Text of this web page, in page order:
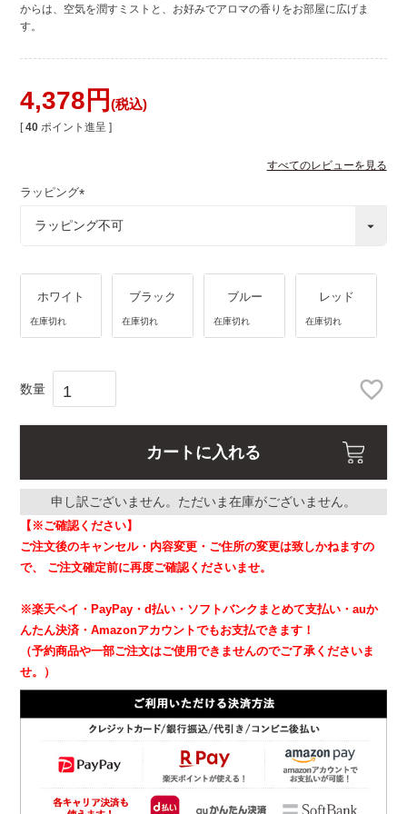
からは、空気を潤すミストと、お好みでアロマの香りをお部屋に広げま
す。
4,378 税込
[ 40 ポイント進呈 ]
すべてのレビューを見る
ラッピング
必
ホワイト
在庫切れ
ブラック
在庫切れ
ブルー
在庫切れ
レッド
在庫切れ
カートに入れる
申し訳ございません。ただいま在庫がございません。
【※ご確認ください】
ご注文後のキャンセル・内容変更・ご住所の変更は致しかねますの
で、
ご注文確定前に再度ご確認くださいませ。
※楽天ペイ・PayPay・d払い・ソフトバンクまとめて支払い・auか
んたん決済・Amazonアカウントでもお支払できます！
（予約商品や一部ご注文はご使用できませんのでご了承くださいま
せ。）